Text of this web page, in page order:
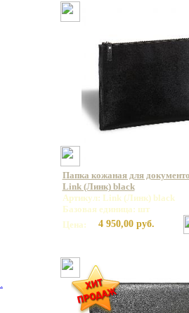
Папка кожаная для
Link (Линк) black
Артикул: Link (Линк) black
Базовая единица: шт
Цена:
4 950,00 руб.